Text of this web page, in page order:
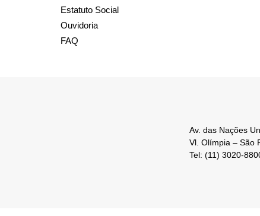
Estatuto Social
Ouvidoria
FAQ
Av. das Nações
Vl. Olímpia – São
Tel: (11) 3020-